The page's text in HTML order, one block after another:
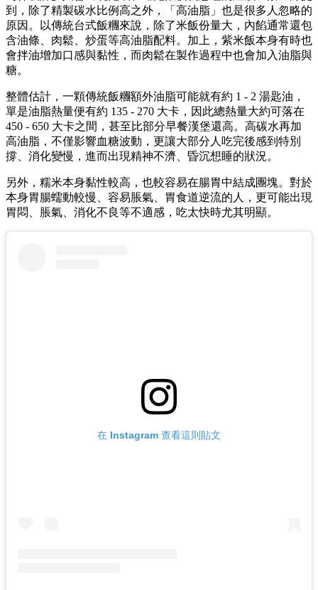
到，除了精製碳水比例高之外，「高油脂」也是很多人忽略的
原因。以傳統台式飯糰來說，除了米飯份量大，內餡通常還包
含油條、肉鬆、炒蛋等高油脂配料。加上，紫米飯本身有時也
會拌油增加口感與黏性，而肉鬆在製作過程中也會加入油脂與
糖。
整體估計，一顆傳統飯糰額外油脂可能就有約 1 - 2 湯匙油，
單是油脂熱量便有約 135 - 270 大卡，因此總熱量大約可落在
450 - 650 大卡之間，甚至比部分早餐漢堡還高。高碳水再加
高油脂，不僅影響血糖波動，更讓大部分人吃完後感到特別
撐、消化變慢，進而出現精神不濟、昏沉想睡的狀況。
另外，糯米本身黏性較高，也較容易在腸胃中結成團塊。對於
本身胃腸蠕動較慢、容易脹氣、胃食道逆流的人，更可能出現
胃悶、脹氣、消化不良等不適感，吃太快時尤其明顯。
在 Instagram 查看這則貼文